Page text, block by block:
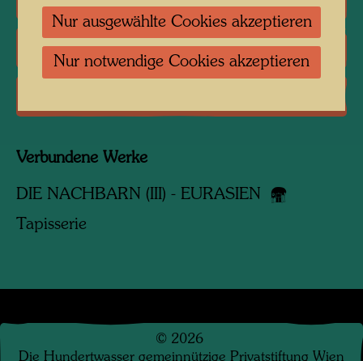
Literatur: Verschiedene
Verbundene Werke
DIE NACHBARN (III) - EURASIEN
Tapisserie
© 2026
Die Hundertwasser gemeinnützige Privatstiftung Wien
Nur ausgewählte Cookies akzeptieren
Nur notwendige Cookies akzeptieren